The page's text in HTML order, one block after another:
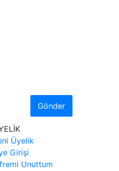
Gönder
Üyelik
Girişi
Unuttum